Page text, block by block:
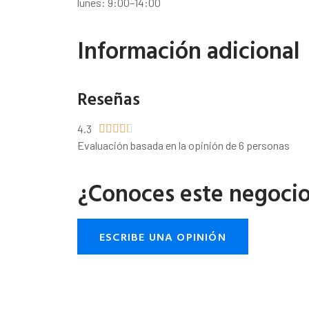
Información adicional
Reseñas
4.3     
Evaluación basada en la opinión de 6 personas
¿Conoces este
ESCRIBE UNA OPINIÓN